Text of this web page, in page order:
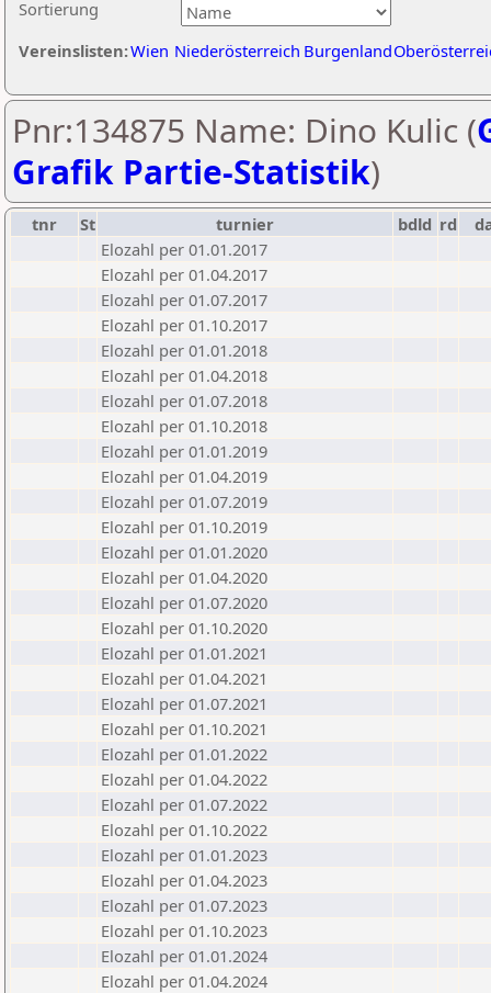
Sortierung
Vereinslisten:Wien Niederösterreich Burgenland
Pnr:134875 Name: Dino Kulic (
Grafik Partie-Statistik)
tnr St turnier bdld rd
Elozahl per 01.01.2017
Elozahl per 01.04.2017
Elozahl per 01.07.2017
Elozahl per 01.10.2017
Elozahl per 01.01.2018
Elozahl per 01.04.2018
Elozahl per 01.07.2018
Elozahl per 01.10.2018
Elozahl per 01.01.2019
Elozahl per 01.04.2019
Elozahl per 01.07.2019
Elozahl per 01.10.2019
Elozahl per 01.01.2020
Elozahl per 01.04.2020
Elozahl per 01.07.2020
Elozahl per 01.10.2020
Elozahl per 01.01.2021
Elozahl per 01.04.2021
Elozahl per 01.07.2021
Elozahl per 01.10.2021
Elozahl per 01.01.2022
Elozahl per 01.04.2022
Elozahl per 01.07.2022
Elozahl per 01.10.2022
Elozahl per 01.01.2023
Elozahl per 01.04.2023
Elozahl per 01.07.2023
Elozahl per 01.10.2023
Elozahl per 01.01.2024
Elozahl per 01.04.2024